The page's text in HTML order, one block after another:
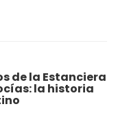
de la Estanciera
la historia